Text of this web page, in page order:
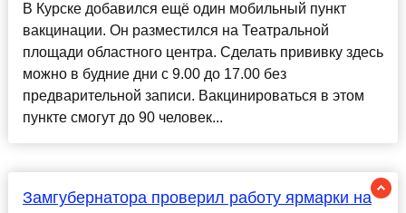
В Курске добавился ещё один мобильный пункт
вакцинации. Он разместился на Театральной
площади областного центра. Сделать прививку здесь
можно в будние дни с 9.00 до 17.00 без
предварительной записи. Вакцинироваться в этом
пункте смогут до 90 человек...
Замгубернатора проверил работу ярмарки на